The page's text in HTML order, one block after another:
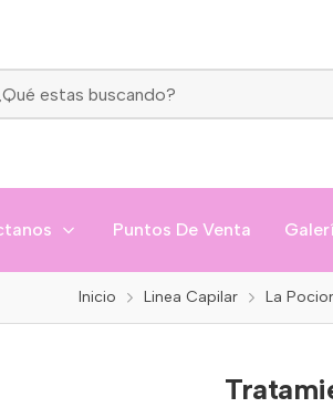
Puntos De Venta
Inicio Linea Capilar La